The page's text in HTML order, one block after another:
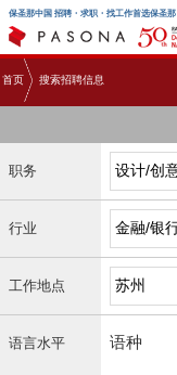
保圣那中国 招聘・求职・找工作首选保圣那
首页 搜索招聘信息
职务
行业
工作地点
语言水平 语种